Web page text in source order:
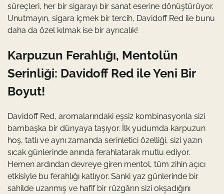
süreçleri, her bir sigarayı bir sanat eserine dönüştürüyor.
Unutmayın, sigara içmek bir tercih, Davidoff Red ile bunu
daha da özel kılmak ise bir ayrıcalık!
Karpuzun Ferahlığı, Mentolün
Serinliği: Davidoff Red ile Yeni Bir
Boyut!
Davidoff Red, aromalarındaki eşsiz kombinasyonla sizi
bambaşka bir dünyaya taşıyor. İlk yudumda karpuzun
hoş, tatlı ve aynı zamanda serinletici özelliği, sizi yazın
sıcak günlerinde anında ferahlatarak mutlu ediyor.
Hemen ardından devreye giren mentol, tüm zihin açıcı
etkisiyle bu ferahlığı katlıyor. Sanki yaz günlerinde bir
sahilde uzanmış ve hafif bir rüzgârın sizi okşadığını